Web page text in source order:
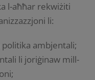
l-aħħar rekwiżiti
li:
ambjentali;
li joriġinaw mill-